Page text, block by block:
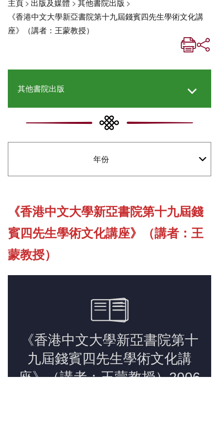
主頁> 出版及媒體 > 其他書院出版 >
《香港中文大學新亞書院第十九屆錢賓四先生學術文化講
座》（講者：王蒙教授）
其他書院出版
《新亞生活月刊》
社交媒體專欄
《新亞簡訊》
影片庫
年份
《香港中文大學新亞書院第十九屆錢
賓四先生學術文化講座》（講者：王
蒙教授）